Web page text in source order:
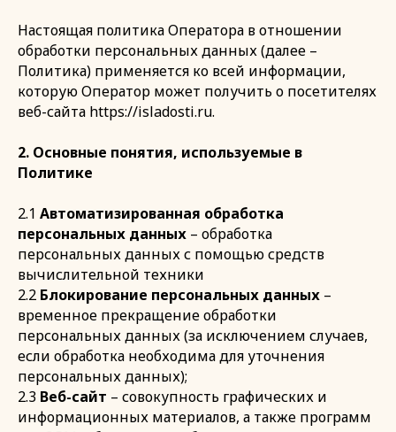
Настоящая политика Оператора в отношении
обработки персональных данных (далее –
Политика) применяется ко всей информации,
которую Оператор может получить о посетителях
веб-сайта https://isladosti.ru.
2. Основные понятия, используемые в
Политике
2.1 Автоматизированная обработка
персональных данных – обработка
персональных данных с помощью средств
вычислительной техники
2.2 Блокирование персональных данных –
временное прекращение обработки
персональных данных (за исключением случаев,
если обработка необходима для уточнения
персональных данных);
2.3 Веб-сайт – совокупность графических и
информационных материалов, а также программ